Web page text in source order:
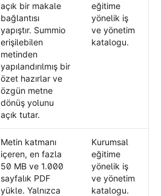
açık bir makale
bağlantısı
yapıştır. Summio
erişilebilen
metinden
yapılandırılmış bir
özet hazırlar ve
özgün metne
dönüş yolunu
açık tutar.
eğitime
yönelik iş
ve yönetim
katalogu.
Metin katmanı
içeren, en fazla
50 MB ve 1.000
sayfalık PDF
yükle. Yalnızca
Kurumsal
eğitime
yönelik iş
ve yönetim
katalogu.